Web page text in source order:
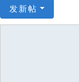
发新帖